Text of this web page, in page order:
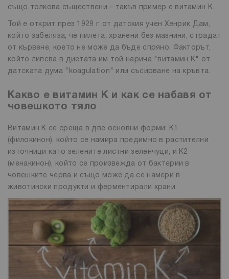
също толкова съществени – такъв пример е витамин К.
Той е открит през 1929 г. от датския учен Хенрик Дам,
който забеляза, че пилета, хранени без мазнини, страдат
от кървене, което не може да бъде спряно. Факторът,
който липсва в диетата им той нарича "витамин К" от
датската дума "koagulation" или съсирване на кръвта.
Какво е витамин К и как се набавя от
човешкото тяло
Витамин К се среща в две основни форми: K1
(филокинон), който се намира предимно в растителни
източници като зелените листни зеленчуци, и K2
(менакинон), който се произвежда от бактерии в
човешките черва и също може да се намери в
животински продукти и ферментирали храни.